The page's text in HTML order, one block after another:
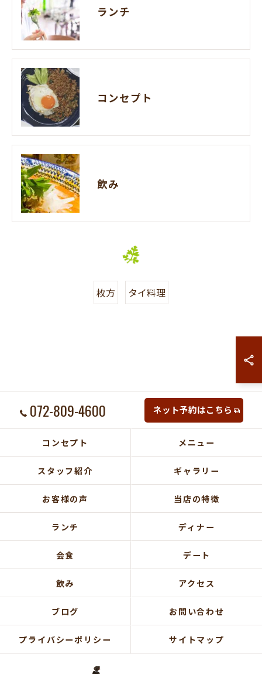
ランチ
コンセプト
飲み
枚方 タイ料理
072-809-4600 ネット予約はこちら
コンセプト メニュー
スタッフ紹介 ギャラリー
お客様の声 当店の特徴
ランチ ディナー
会食 デート
飲み アクセス
ブログ お問い合わせ
プライバシーポリシー サイトマップ